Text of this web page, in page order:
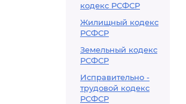
кодекс РСФСР
Жилищный кодекс
РСФСР
Земельный кодекс
РСФСР
Исправительно -
трудовой кодекс
РСФСР